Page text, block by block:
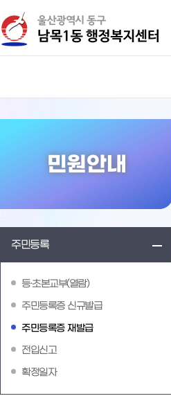
바
로
가
로
가
기
민원안내
주민등록
등·초본교부(열람)
주민등록증 신규발급
주민등록증 재발급
전입신고
확정일자